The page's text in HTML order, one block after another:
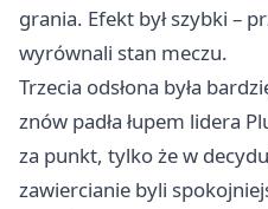
grania. Efekt był szybki –
wyrównali stan meczu.
Trzecia odsłona była
znów padła łupem lidera
za punkt, tylko że w
zawiercianie byli